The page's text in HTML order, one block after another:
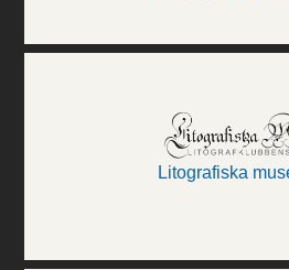
Litografiska